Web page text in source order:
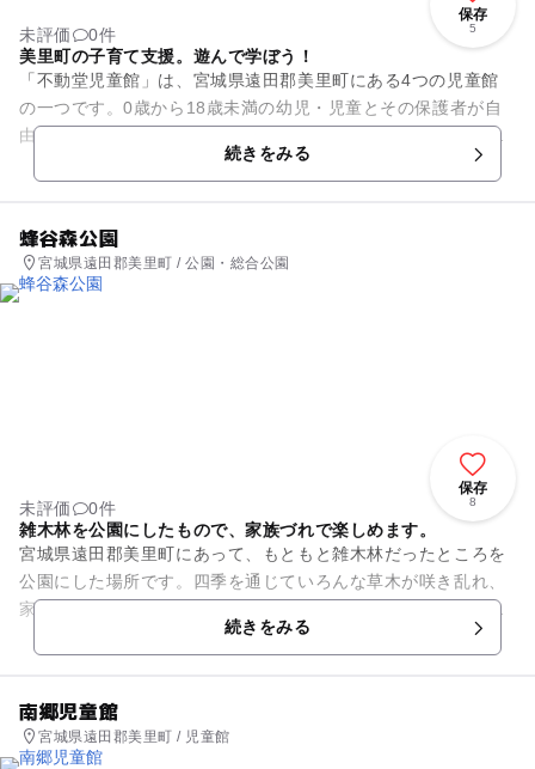
保存
5
未評価
0件
美里町の子育て支援。遊んで学ぼう！
「不動堂児童館」は、宮城県遠田郡美里町にある4つの児童館
の一つです。0歳から18歳未満の幼児・児童とその保護者が自
由に利用できます。遊びを通して子どもの健全な成長を導くこ
とを目的とし、毎月季節の...続きをみる
蜂谷森公園
宮城県遠田郡美里町 / 公園・総合公園
保存
8
未評価
0件
雑木林を公園にしたもので、家族づれで楽しめます。
宮城県遠田郡美里町にあって、もともと雑木林だったところを
公園にした場所です。四季を通じていろんな草木が咲き乱れ、
家族で楽しめる憩いの場所です。アクセスは、小牛田駅から1k
mちょっとなので、徒歩圏...続きをみる
南郷児童館
宮城県遠田郡美里町 / 児童館